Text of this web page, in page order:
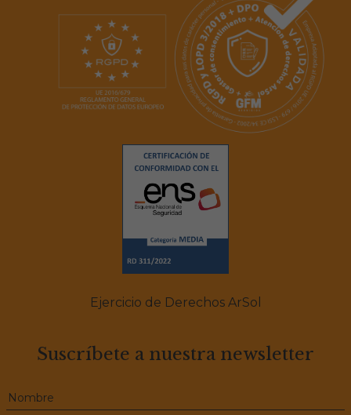
Ejercicio de Derechos ArSol
Suscríbete a nuestra newsletter